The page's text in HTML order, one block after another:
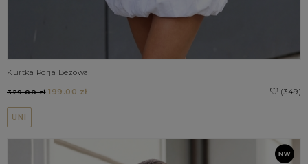
Kurtka Porja Beżowa
(349)
329.00 zł199.00 zł
UNI